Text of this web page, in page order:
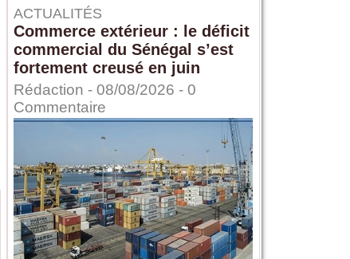
ACTUALITÉS
Commerce extérieur : le déficit
commercial du Sénégal s’est
fortement creusé en juin
Rédaction - 08/08/2026 - 0
Commentaire